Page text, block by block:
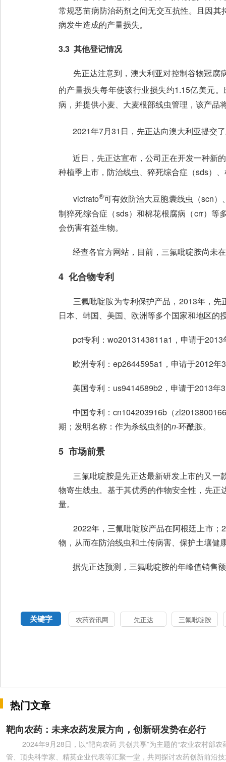
常规恶苗病防治药剂之间无交互抗性。且因
病发生造成的产量损失。
3.3 其他登记情况
先正达注意到，澳大利亚对控制谷物冠腐
的产量损失每年使该行业损失约1.15亿美元。
病，并提供小麦、大麦根部线虫管理，该产品
2021年7月31日，先正达向澳大利亚提交
近日，先正达宣布，公司正在开发一种新
种植季上市，防治线虫、猝死综合症（sds）
victrato®可有效防治大豆胞囊线虫（scn
制猝死综合症（sds）和棉花根腐病（crr）等
会伤害有益生物。
经查各官方网站，目前，三氟吡啶胺尚未
4 化合物专利
三氟吡啶胺为专利保护产品，2013年，先
日本、韩国、美国、欧洲等多个国家和地区的
pct专利：wo2013143811a1，申请于2013
欧洲专利：ep2644595a1，申请于2012年
美国专利：us9414589b2，申请于2013年
中国专利：cn104203916b（
期；发明名称：作为杀线虫剂的n-环酰胺。
5 市场前景
三氟吡啶胺是先正达最新研发上市的又一
物寄生线虫。基于其优秀的作物安全性，先正
量。
2022年，三氟吡啶胺产品在阿根廷上市；
物，从而在防治线虫和土传病害、保护土壤健
据先正达预测，三氟吡啶胺的年峰值销售
关键字 农药资讯网 先正达 三氟吡啶胺
热门文章
靶向农药：未来农药发展方向，创新研发势在必行
2024年9月28日，以“靶向农药 共创共享”为主题的“农业农村部农
管、顶尖科学家、精英企业代表等汇聚一堂，共同探讨农药创新前沿